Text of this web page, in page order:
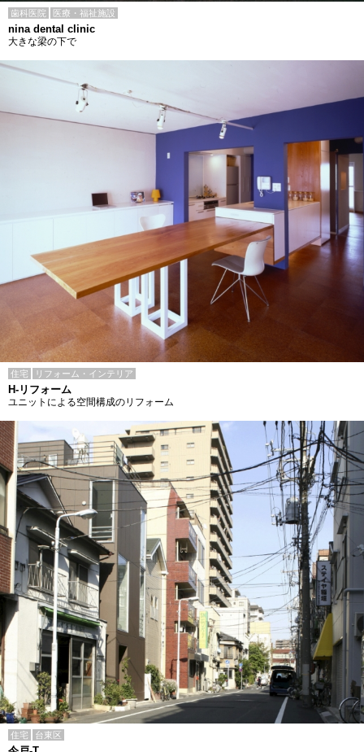
歯科医院 医療・福祉施設
nina dental clinic
大きな梁の下で
住宅 リフォーム・インテリア
H-リフォーム
ユニットによる空間構成のリフォーム
住宅 台東区